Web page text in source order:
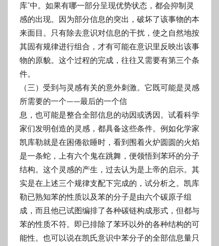
库”中。如果有哪一部分呈现优势状态，都会抑制灵
感的出现。因为部分信息的突出，破坏了该事物的本
来面目。只有除去意识对信息的干扰，使之自然地按
其固有规律进行组合， 才有可能在意识里反映出该事
物的原貌。这个过程的完成，往往又需要有第三个条
件。
（三）受到与灵感有关的意外刺激。它既可能是灵感
所需要的一个——最后的一个信
息，也可能是整合全部信息的动因或诱因。试看科学
家们发明创造的灵感，都具备这些条件。例如化学家
凯库勒就是在困倦欲睡时，看到围着火炉圆圆的火焰
是一条蛇，上有六个鬼在跳舞，便领悟到苯环的分子
结构。这个灵感的产生，过去认为是上帝的启示。其
实是在上述三个规律支配下完成的，试分析之。凯库
勒已熟知苯的性质以及苯的分子是由六个碳原子组
成，而且他已试图编排了各种碳链构成形式，但都与
苯的性质不符。即已排除了苯环以外的各种结构的可
能性。也可以说在凯氏意识中苯分子的全部信息量只